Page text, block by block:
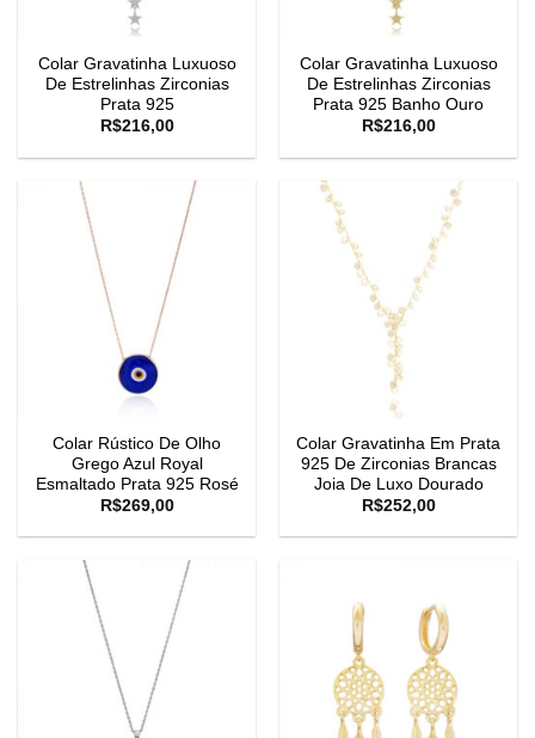
Colar Gravatinha Luxuoso
De Estrelinhas Zirconias
Prata 925
R$216,00
Colar Gravatinha Luxuoso
De Estrelinhas Zirconias
Prata 925 Banho Ouro
R$216,00
Colar Rústico De Olho
Grego Azul Royal
Esmaltado Prata 925 Rosé
R$269,00
Colar Gravatinha Em Prata
925 De Zirconias Brancas
Joia De Luxo Dourado
R$252,00